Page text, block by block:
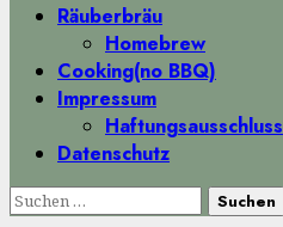
Räuberbräu
Homebrew
Cooking(no BBQ)
Impressum
Haftungsausschluss
Datenschutz
Suchen